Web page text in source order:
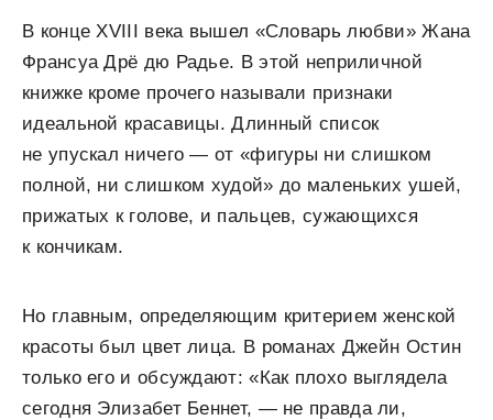
В конце XVIII века вышел «Словарь любви» Жана
Франсуа Дрё дю Радье. В этой неприличной
книжке кроме прочего называли признаки
идеальной красавицы. Длинный список
не упускал ничего — от «фигуры ни слишком
полной, ни слишком худой» до маленьких ушей,
прижатых к голове, и пальцев, сужающихся
к кончикам.
Но главным, определяющим критерием женской
красоты был цвет лица. В романах Джейн Остин
только его и обсуждают: «Как плохо выглядела
сегодня Элизабет Беннет, — не правда ли,